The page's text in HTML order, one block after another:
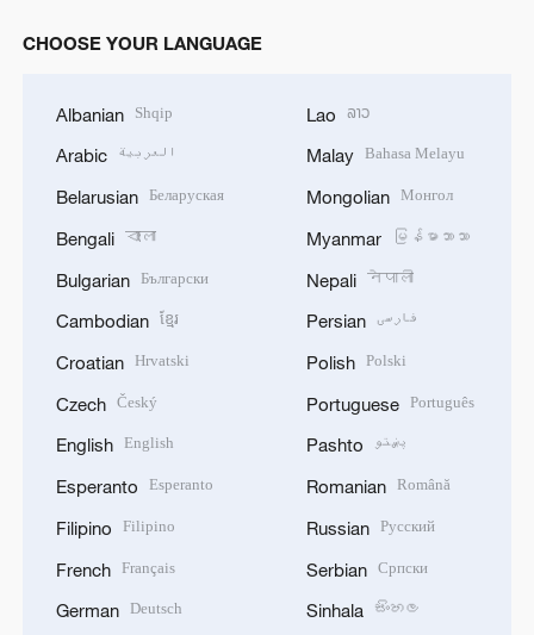
CHOOSE YOUR LANGUAGE
Albanian Shqip
Arabic العربية
Belarusian Беларуская
Bengali বাংলা
Bulgarian Български
Cambodian ខ្មែរ
Croatian Hrvatski
Czech Český
English English
Esperanto Esperanto
Filipino Filipino
French Français
German Deutsch
Lao ລາວ
Malay Bahasa Melayu
Mongolian Монгол
Myanmar မြန်မာဘာသာ
Nepali नेपाली
Persian فارسی
Polish Polski
Portuguese Português
Pashto پښتو
Romanian Română
Russian Русский
Serbian Српски
Sinhala සිංහල